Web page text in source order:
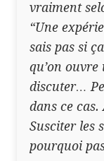
vraiment
“Une
sais pas si
qu’on
discuter…
dans ce cas.
Susciter les
pourquoi